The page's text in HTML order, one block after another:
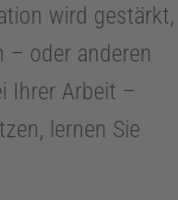
wird gestärkt,
– oder anderen
Ihrer Arbeit –
lernen Sie